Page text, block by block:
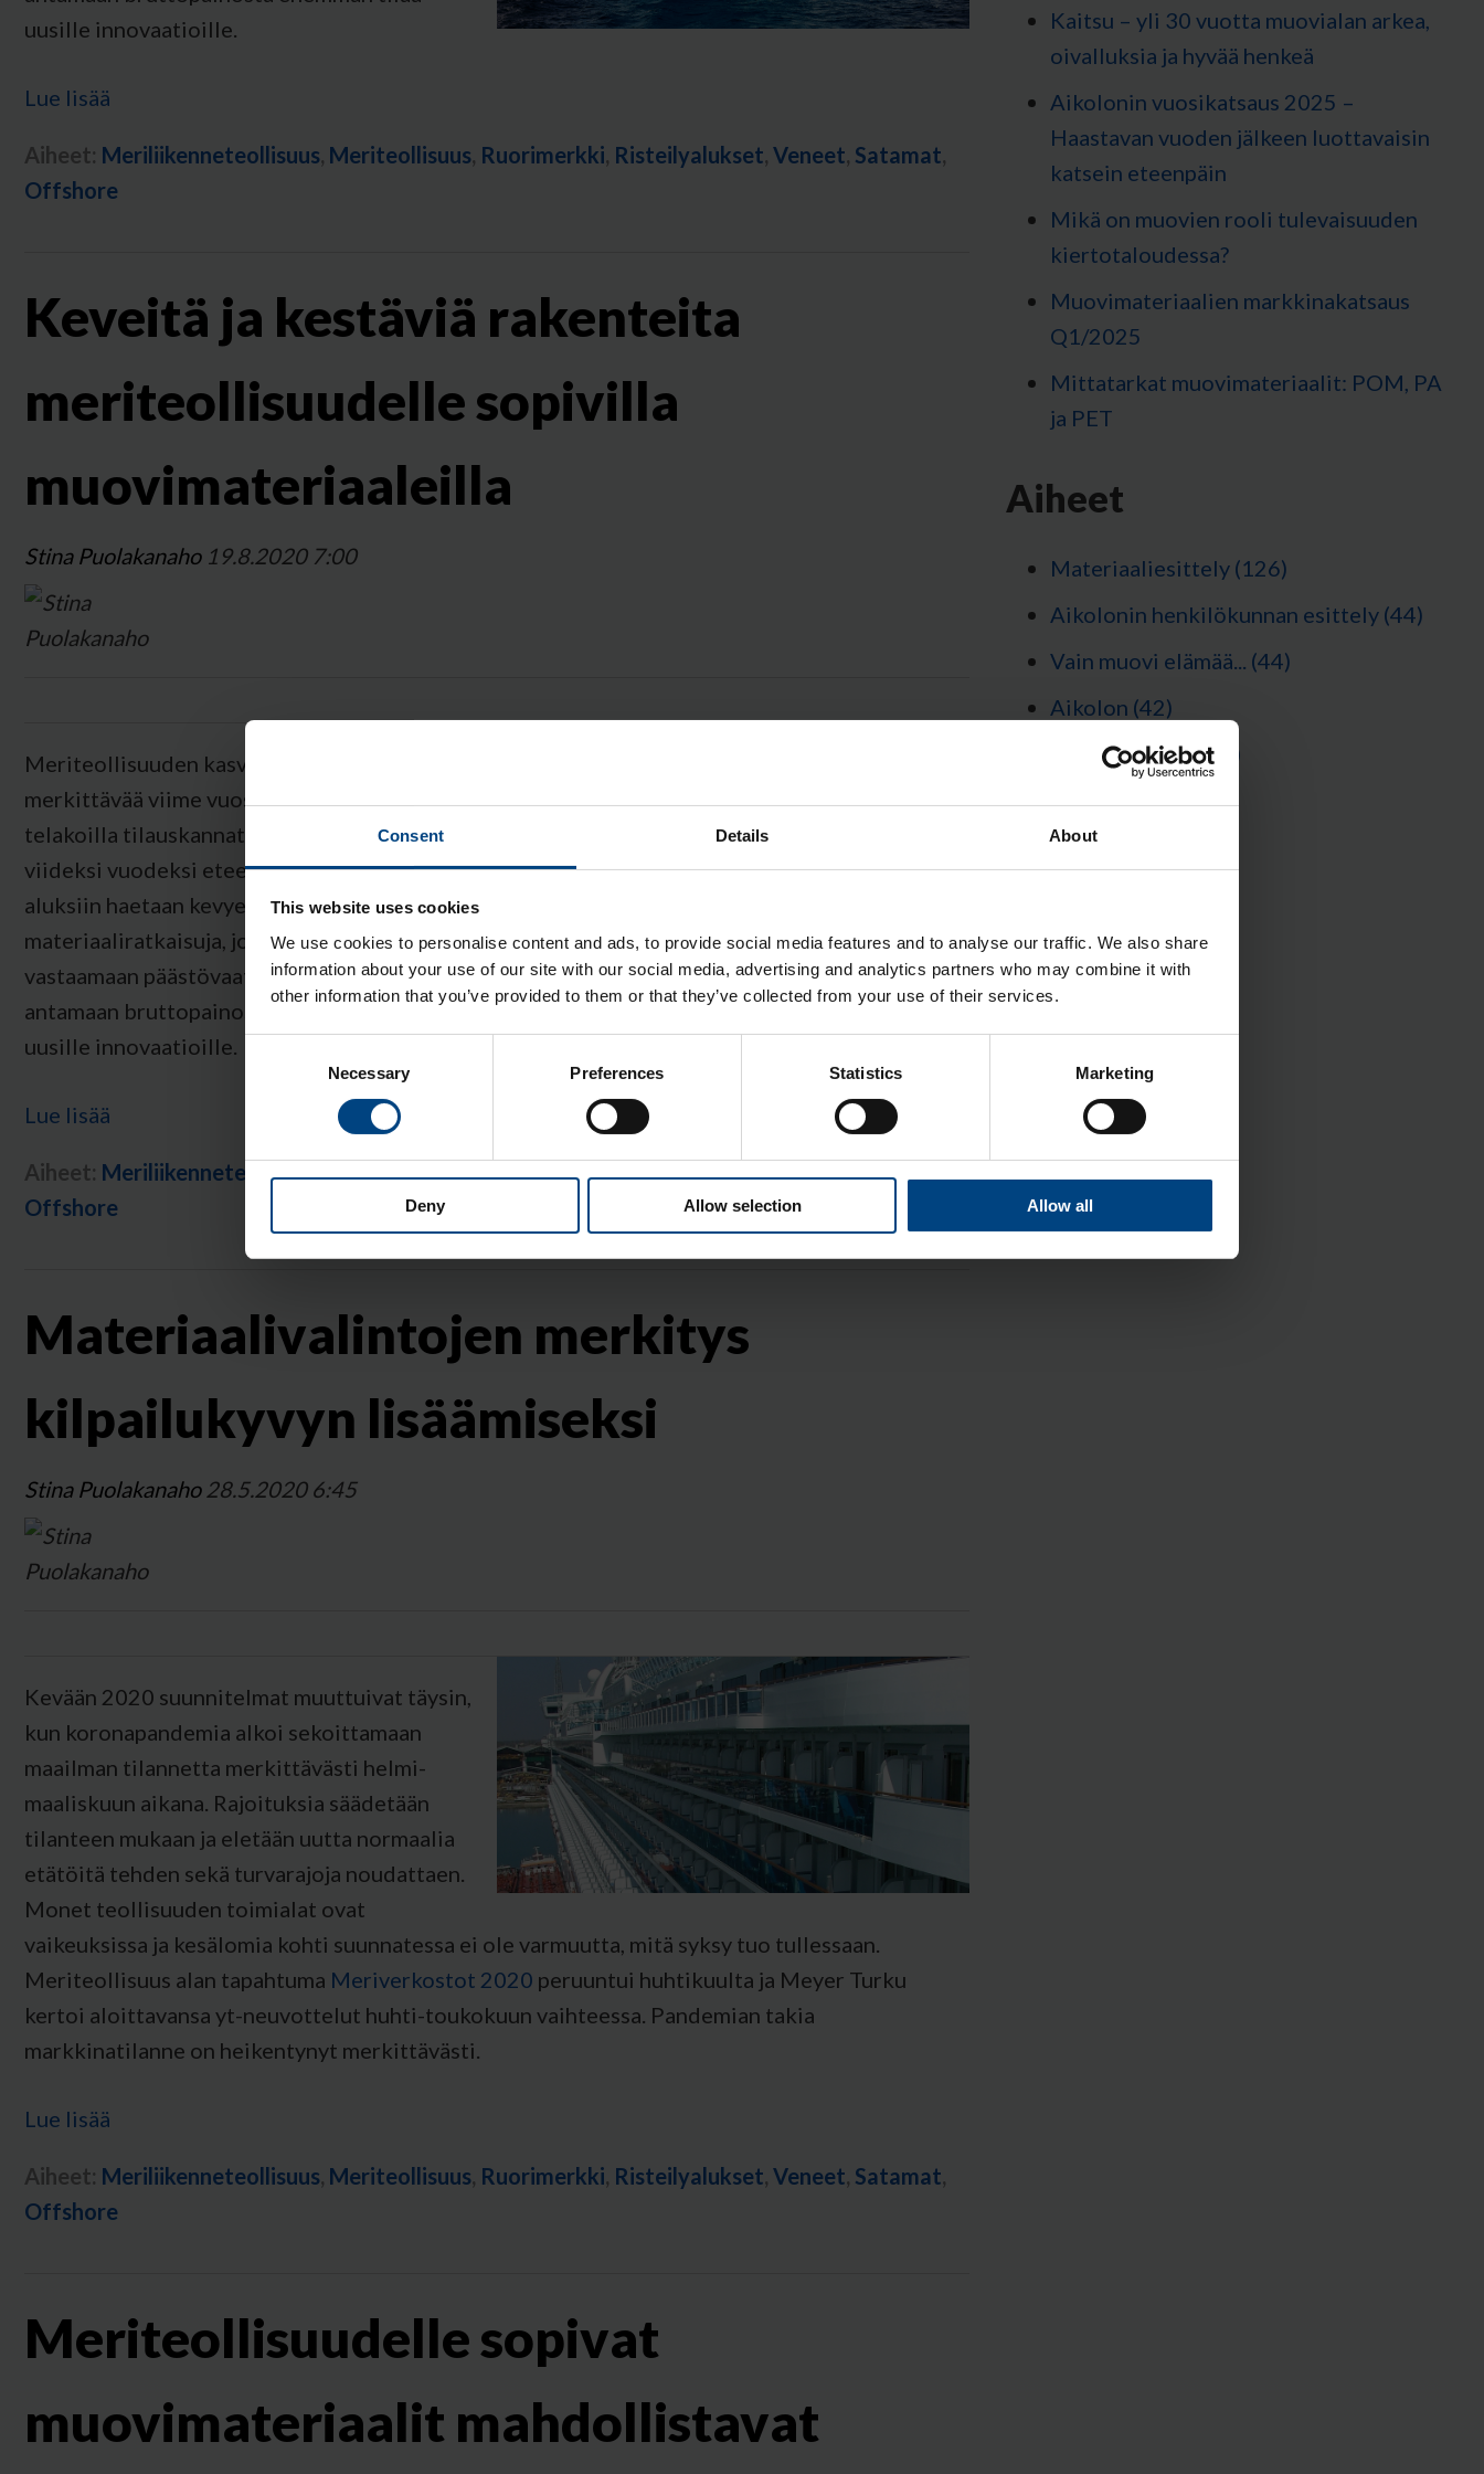
Consent Details About
This website uses cookies
We use cookies to personalise content and ads, to provide social media features and to analyse our traffic. We also share
information about your use of our site with our social media, advertising and analytics partners who may combine it with
other information that you’ve provided to them or that they’ve collected from your use of their services.
Necessary Preferences Statistics Marketing
Deny Allow selection Allow all
uusille innovaatioille.
Lue lisää
Aiheet: Meriliikenneteollisuus, Meriteollisuus, Ruorimerkki, Risteilyalukset, Veneet, Satamat,
Offshore
Keveitä ja kestäviä rakenteita
meriteollisuudelle sopivilla
muovimateriaaleilla
Stina Puolakanaho19.8.2020 7:00
Meriteollisuuden kasvu on ollut globaalisti
merkittävää viime vuosien aikana. Useilla
telakoilla tilauskannat ovat täynnä jopa
viideksi vuodeksi eteenpäin. Nykyajan
aluksiin haetaan kevyempiä
materiaaliratkaisuja, jotta pystytään
vastaamaan päästövaatimuksiin sekä
antamaan bruttopainosta enemmän tilaa
uusille innovaatioille.
Lue lisää
Aiheet: Meriliikenneteollisuus,Meriteollisuus,Ruorimerkki,Risteilyalukset,Veneet,Satamat
Offshore
Materiaalivalintojen merkitys
kilpailukyvyn lisäämiseksi
Stina Puolakanaho28.5.2020 6:45
Kevään 2020 suunnitelmat muuttuivat täysin,
kun koronapandemia alkoi sekoittamaan
maailman tilannetta merkittävästi helmi-
maaliskuun aikana. Rajoituksia säädetään
tilanteen mukaan ja eletään uutta normaalia
etätöitä tehden sekä turvarajoja noudattaen.
Monet teollisuuden toimialat ovat
vaikeuksissa ja kesälomia kohti suunnatessa ei ole varmuutta, mitä syksy tuo tullessaan.
Meriteollisuus alan tapahtuma Meriverkostot 2020 peruuntui huhtikuulta ja Meyer Turku
kertoi aloittavansa yt-neuvottelut huhti-toukokuun vaihteessa. Pandemian takia
markkinatilanne on heikentynyt merkittävästi.
Lue lisää
Aiheet: Meriliikenneteollisuus, Meriteollisuus, Ruorimerkki, Risteilyalukset, Veneet, Satamat,
Offshore
Meriteollisuudelle sopivat
muovimateriaalit mahdollistavat
Kaitsu – yli 30 vuotta muovialan arkea,
oivalluksia ja hyvää henkeä
Aikolonin vuosikatsaus 2025 –
Haastavan vuoden jälkeen luottavaisin
katsein eteenpäin
Mikä on muovien rooli tulevaisuuden
kiertotaloudessa?
Muovimateriaalien markkinakatsaus
Q1/2025
Mittatarkat muovimateriaalit: POM, PA
ja PET
Aiheet
Materiaaliesittely (126)
Aikolonin henkilökunnan esittely (44)
Vain muovi elämää... (44)
Aikolon (42)
Optinen muovi(31)